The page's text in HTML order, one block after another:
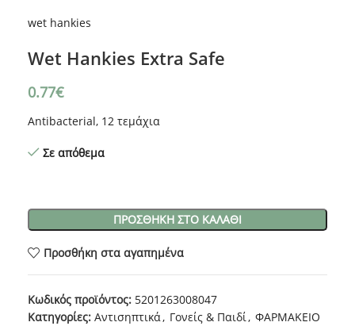
wet hankies
Wet Hankies Extra Safe
0.77€
Antibacterial, 12 τεμάχια
Σε απόθεμα
ΠΡΟΣΘΉΚΗ ΣΤΟ ΚΑΛΆΘΙ
Προσθήκη στα αγαπημένα
Κωδικός προϊόντος: 5201263008047
Κατηγορίες: Αντισηπτικά, Γονείς & Παιδί, ΦΑΡΜΑΚΕΙΟ